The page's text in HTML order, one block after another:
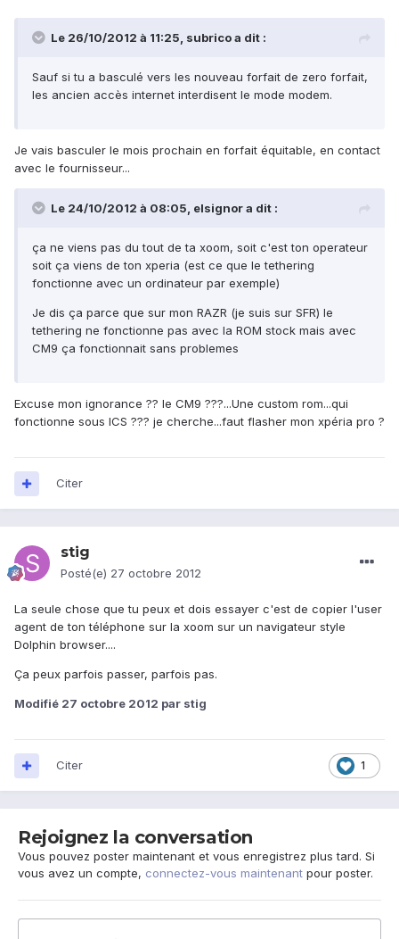
Le 26/10/2012 à 11:25, subrico a dit :
Sauf si tu a basculé vers les nouveau forfait de zero forfait,
les ancien accès internet interdisent le mode modem.
Je vais basculer le mois prochain en forfait équitable, en contact
avec le fournisseur...
Le 24/10/2012 à 08:05, elsignor a dit :
ça ne viens pas du tout de ta xoom, soit c'est ton operateur
soit ça viens de ton xperia (est ce que le tethering
fonctionne avec un ordinateur par exemple)
Je dis ça parce que sur mon RAZR (je suis sur SFR) le
tethering ne fonctionne pas avec la ROM stock mais avec
CM9 ça fonctionnait sans problemes
Excuse mon ignorance ?? le CM9 ???...Une custom rom...qui
fonctionne sous ICS ??? je cherche...faut flasher mon xpéria pro ?
Citer
stig
Posté(e) 27 octobre 2012
La seule chose que tu peux et dois essayer c'est de copier l'user
agent de ton téléphone sur la xoom sur un navigateur style
Dolphin browser....
Ça peux parfois passer, parfois pas.
Modifié 27 octobre 2012 par stig
1
Citer
Rejoignez la conversation
Vous pouvez poster maintenant et vous enregistrez plus tard. Si
vous avez un compte, connectez-vous maintenant pour poster.